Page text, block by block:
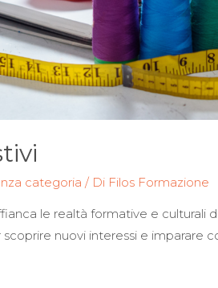
categoria / Di Filos Formazione
le realtà formative e culturali
nuovi interessi e imparare